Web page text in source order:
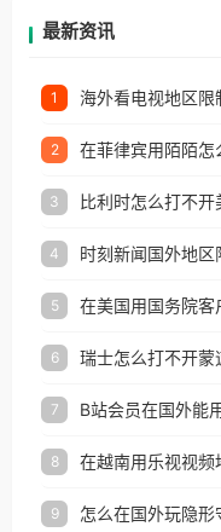
最新资讯
1
2
3
4
5
6
7
8
9